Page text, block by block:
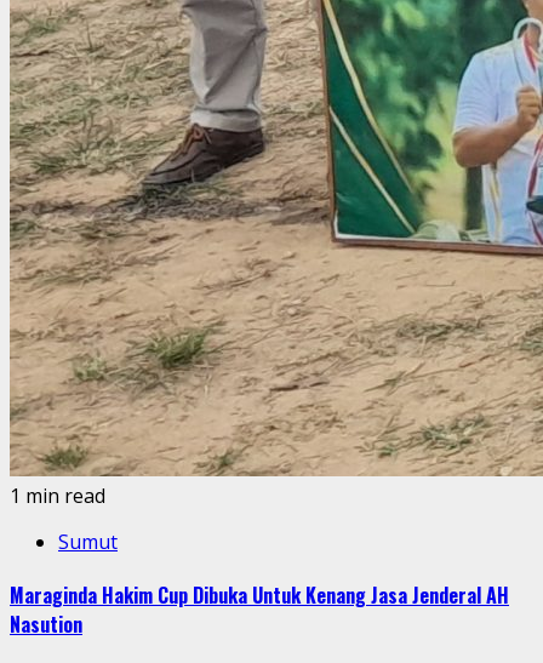
1 min read
Sumut
Maraginda Hakim Cup Dibuka Untuk Kenang Jasa Jenderal AH
Nasution